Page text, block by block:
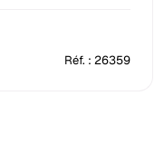
Réf. : 26359